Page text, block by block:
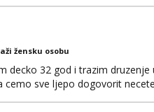
žensku osobu
decko 32 god i trazim
cemo sve ljepo dogovorit